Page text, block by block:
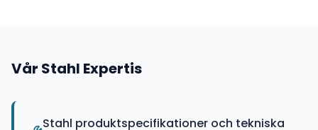
Vår Stahl Expertis
Stahl produktspecifikationer och tekniska